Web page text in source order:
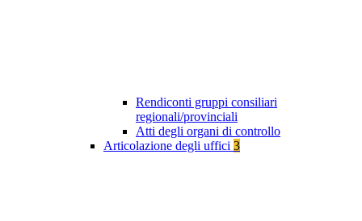
Rendiconti gruppi consiliari
regionali/provinciali
Atti degli organi di controllo
Articolazione degli uffici 3